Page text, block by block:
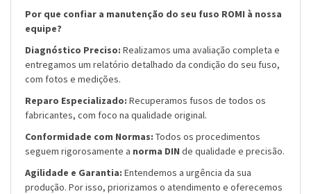
Por que confiar a manutenção do seu fuso ROMI à nossa
equipe?
Diagnóstico Preciso: Realizamos uma avaliação completa e
entregamos um relatório detalhado da condição do seu fuso,
com fotos e medições.
Reparo Especializado: Recuperamos fusos de todos os
fabricantes, com foco na qualidade original.
Conformidade com Normas: Todos os procedimentos
seguem rigorosamente a norma DIN de qualidade e precisão.
Agilidade e Garantia: Entendemos a urgência da sua
produção. Por isso, priorizamos o atendimento e oferecemos